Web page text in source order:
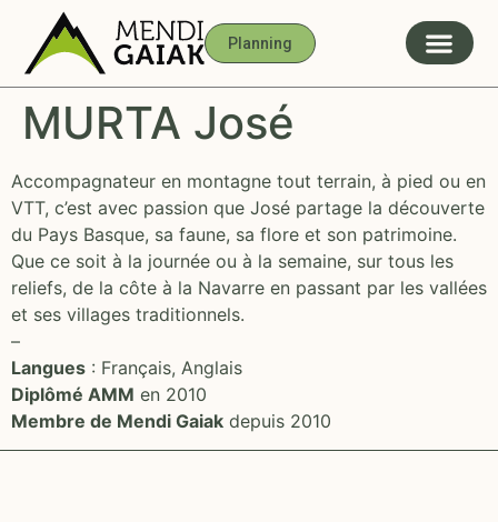
Planning
MURTA José
Accompagnateur en montagne tout terrain, à pied ou en
VTT, c’est avec passion que José partage la découverte
du Pays Basque, sa faune, sa flore et son patrimoine.
Que ce soit à la journée ou à la semaine, sur tous les
reliefs, de la côte à la Navarre en passant par les vallées
et ses villages traditionnels.
–
Langues : Français, Anglais
Diplômé AMM en 2010
Membre de Mendi Gaiak depuis 2010